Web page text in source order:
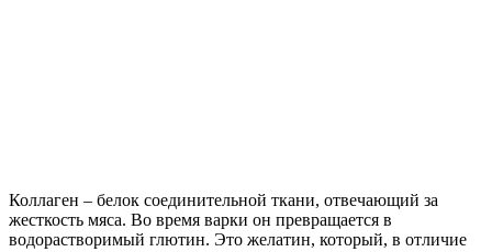
Коллаген – белок соединительной ткани, отвечающий за
жесткость мяса. Во время варки он превращается в
водорастворимый глютин. Это желатин, который, в отличие